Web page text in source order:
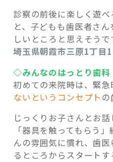
診察の前後に楽しく遊
と、子どもも歯医者さ
しいところと思えそう
埼玉県朝霞市三原1丁目
◇みんなのはっとり歯科
初めての来院時は、緊急
ないというコンセプト の
じっくりお子さんとお話
「器具を触ってもらう
んの雰囲気に慣れ、歯
るところからスタート